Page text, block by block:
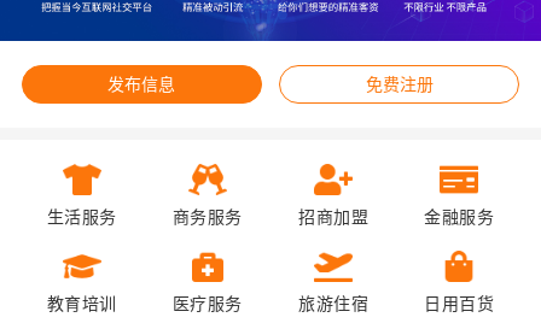
发布信息 免费注册
生活服务 商务服务 招商加盟 金融服务
教育培训 医疗服务 旅游住宿 日用百货